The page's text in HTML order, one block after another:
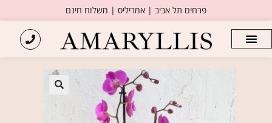
פרחים תל אביב | אמריליס | משלוח חינם